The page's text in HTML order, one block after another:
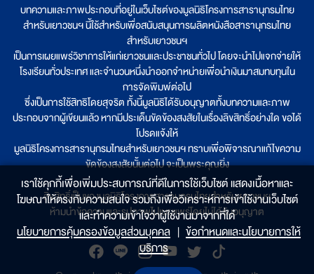
บทความและภาพประกอบที่อยู่ในเว็บไซต์ของมูลนิธิโครงการสารานุกรมไทย
สำหรับเยาวชนฯ นี้ใช้สำหรับเพื่อสนับสนุนการผลิตหนังสือสารานุกรมไทย
สำหรับเยาวชนฯ
เป็นการเผยแพร่วิชาการให้แก่เยาวชนและประชาชนทั่วไป โดยจะนำไปแจกจ่ายให้
โรงเรียนทั่วประเทศ และจำนวนหนึ่งนำออกจำหน่ายเพื่อนำเงินมาสมทบทุนใน
การจัดพิมพ์ต่อไป
ซึ่งเป็นการใช้สิทธิโดยสุจริต ทั้งนี้มูลนิธิได้รับอนุญาตทั้งบทความและภาพ
ประกอบจากผู้เขียนแล้ว หากมีประเด็นขัดข้องสงสัยในเรื่องลิขสิทธิ์อย่างใด ขอได้
โปรดแจ้งให้
มูลนิธิโครงการสารานุกรมไทยสำหรับเยาวชนฯ ทราบเพื่อพิจารณาแก้ไขความ
ขัดข้องสงสัยนั้นต่อไป จะเป็นพระคุณยิ่ง
ลิขสิทธิ์เป็นของมูลนิธิโครงการสารานุกรมไทยสำหรับเยาวชนฯ
ห้ามนำข้อความและรูปภาพไปเผยแพร่โดยไม่ได้รับอนุญาต
เราใช้คุกกี้เพื่อเพิ่มประสบการณ์ที่ดีในการใช้เว็บไซต์ แสดงเนื้อหาและ
โฆษณาให้ตรงกับความสนใจ รวมถึงเพื่อวิเคราะห์การเข้าใช้งานเว็บไซต์
และทำความเข้าใจว่าผู้ใช้งานมาจากที่ใด๋
นโยบายการคุ้มครองข้อมูลส่วนบุคคล | ข้อกำหนดและนโยบายการให้
บริการ